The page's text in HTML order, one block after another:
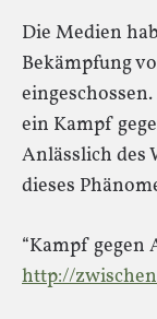
Die Medien
Bekämpfung
ein Kampf
Anlässlich des
dieses
“Kampf gegen
http://